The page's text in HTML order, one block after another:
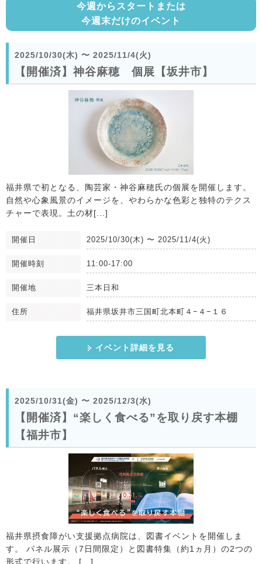
今週からスタートまたは
今週末だけのイベント
2025/10/30(木) 〜 2025/11/4(火)
【開催済】神谷麻穂 個展【坂井市】
福井県で初となる、陶芸家・神谷麻穂氏の個展を開催します。
自然や心象風景のイメージを、やわらかな色彩と独特のテクス
チャーで表現。土の材[...]
開催日 2025/10/30(木) 〜 2025/11/4(火)
開催時刻 11:00-17:00
開催地 三本日和
住所 福井県坂井市三国町北本町４−４−１６
イベント詳細を見る
2025/10/31(金) 〜 2025/12/3(水)
【開催済】“楽しく食べる”を取り戻す本棚
【福井市】
福井県摂食障がい支援拠点病院は、図書イベントを開催しま
す。 パネル展示（7日間限定）と図書特集（約1ヵ月）の2つの
形式で行います。 [...]